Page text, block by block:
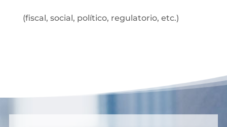
(fiscal, social, político, regulatorio, etc.)